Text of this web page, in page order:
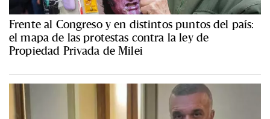
Frente al Congreso y en distintos puntos del país:
el mapa de las protestas contra la ley de
Propiedad Privada de Milei